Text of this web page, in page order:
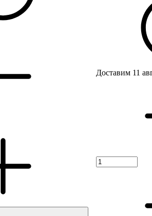
Доставим 11